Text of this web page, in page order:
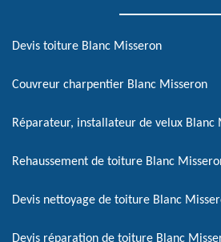
Devis toiture Blanc Misseron
Couvreur charpentier Blanc Misseron
Réparateur, installateur de velux Blanc
Rehaussement de toiture Blanc
Devis nettoyage de toiture Blanc
Devis réparation de toiture Blanc